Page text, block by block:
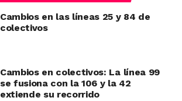
Cambios en las líneas 25 y 84 de
colectivos
Cambios en colectivos: La línea 99
se fusiona con la 106 y la 42
extiende su recorrido